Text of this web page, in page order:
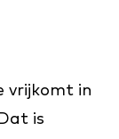
vrijkomt in
is